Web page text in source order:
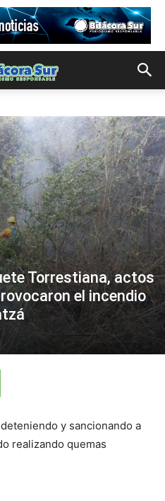
Torrestiana, actos
el incendio
y sancionando a
realizando quemas